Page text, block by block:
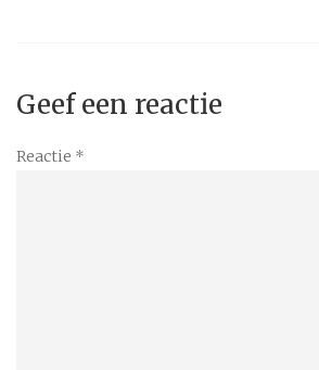
Geef een reactie
Reactie *